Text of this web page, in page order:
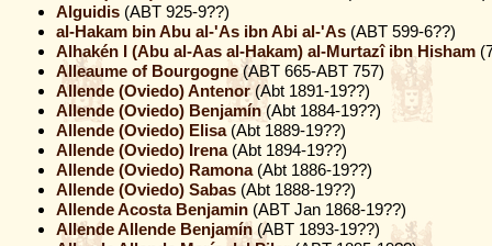
Alguidis (ABT 925-9??)
al-Hakam bin Abu al-'As ibn Abi al-'As (ABT 599-6??)
Alhakén I (Abu al-Aas al-Hakam) al-Murtazî ibn Hisham
Alleaume of Bourgogne(ABT 665-ABT 757)
Allende (Oviedo) Antenor(Abt 1891-19??)
Allende (Oviedo) Benjamín(Abt 1884-19??)
Allende (Oviedo) Elisa(Abt 1889-19??)
Allende (Oviedo) Irena(Abt 1894-19??)
Allende (Oviedo) Ramona(Abt 1886-19??)
Allende (Oviedo) Sabas (Abt 1888-19??)
Allende Acosta Benjamin (ABT Jan 1868-19??)
Allende Allende Benjamín (ABT 1893-19??)